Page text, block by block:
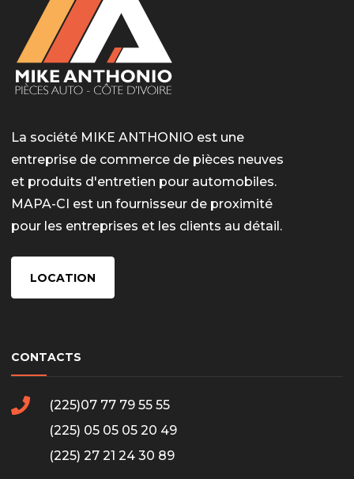
La société MIKE ANTHONIO est une
entreprise de commerce de pièces neuves
et produits d'entretien pour automobiles.
MAPA-CI est un fournisseur de proximité
pour les entreprises et les clients au détail.
LOCATION
CONTACTS
(225)07 77 79 55 55
(225) 05 05 05 20 49
(225) 27 21 24 30 89